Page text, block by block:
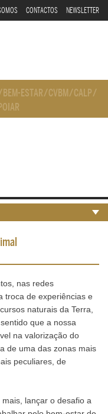
CONTACTOS NEWSLETTER
BEM-ESTAR/CVBM/CALP/
nas redes
troca de experiências e
naturais da Terra,
que a nossa
na valorização do
de uma das zonas mais
peculiares, de
lançar o desafio a